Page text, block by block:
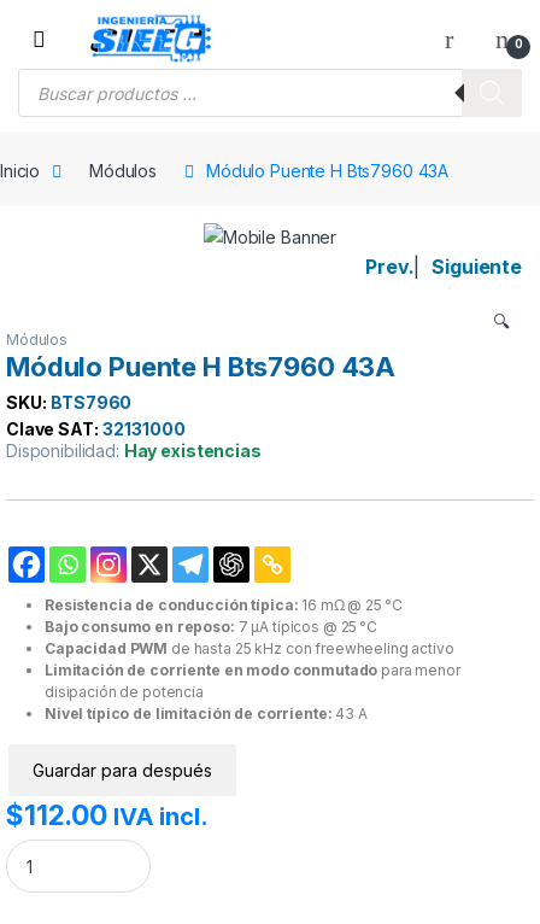
Saltar a la navegación
Saltar al contenido
0
Inicio Módulos Módulo Puente H Bts7960 43A
Prev. Siguiente
🔍
Módulos
Módulo Puente H Bts7960 43A
SKU: BTS7960
Clave SAT: 32131000
Disponibilidad: Hay existencias
Resistencia de conducción típica: 16 mΩ @ 25 °C
Bajo consumo en reposo: 7 µA típicos @ 25 °C
Capacidad PWM de hasta 25 kHz con freewheeling activo
Limitación de corriente en modo conmutado para menor
disipación de potencia
Nivel típico de limitación de corriente: 43 A
Guardar para después
$112.00 IVA incl.
Módulo Puente H Bts7960 43A cantidad